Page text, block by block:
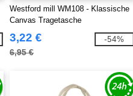
Westford mill WM108 - Klassische
Canvas Tragetasche
3,22 €
6,95 €
-54%